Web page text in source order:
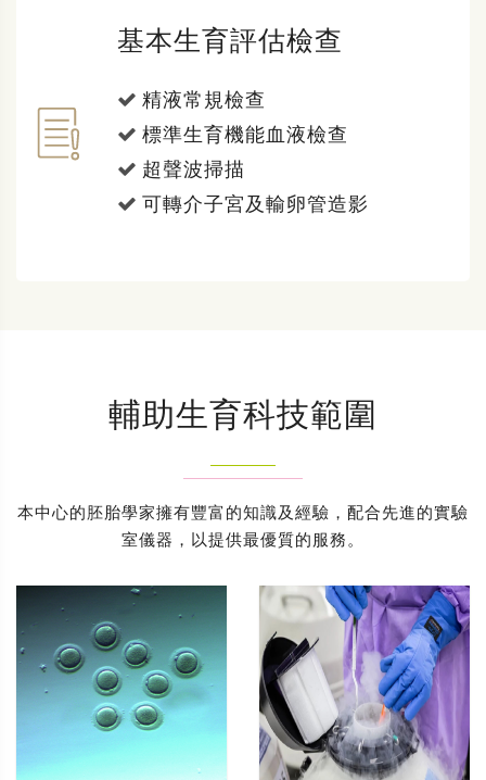
基本生育評估檢查
精液常規檢查
標準生育機能血液檢查
超聲波掃描
可轉介子宮及輸卵管造影
輔助生育科技範圍
本中心的胚胎學家擁有豐富的知識及經驗，配合先進的實驗
室儀器，以提供最優質的服務。